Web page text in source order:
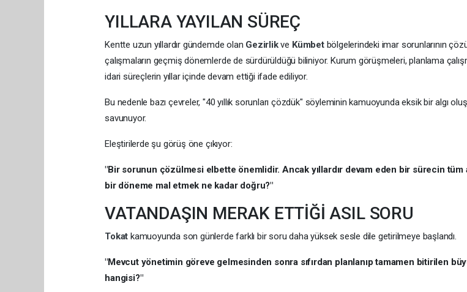
YILLARA YAYILAN SÜREÇ
Kentte uzun yıllardır gündemde olan Gezirlikve Kümbet bölgelerindeki imar sorunlarının
çalışmaların geçmiş dönemlerde de sürdürüldüğü biliniyor. Kurum görüşmeleri, planlama
idari süreçlerin yıllar içinde devam ettiği ifade ediliyor.
Bu nedenle bazı çevreler, "40 yıllık sorunları çözdük" söyleminin kamuoyunda eksik bir algı
savunuyor.
Eleştirilerde şu görüş öne çıkıyor:
"Bir sorunun çözülmesi elbette önemlidir. Ancak yıllardır devam eden bir sürecin tüm
bir döneme mal etmek ne kadar doğru?"
VATANDAŞIN MERAK ETTİĞİ ASIL SORU
Tokat kamuoyunda son günlerde farklı bir soru daha yüksek sesle dile getirilmeye başlandı.
"Mevcut yönetimin göreve gelmesinden sonra sıfırdan planlanıp tamamen bitirilen
hangisi?"